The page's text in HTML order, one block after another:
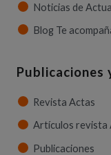
Noticias de
Blog Te
Publicaciones
Revista Actas
Artículos revista
Publicaciones